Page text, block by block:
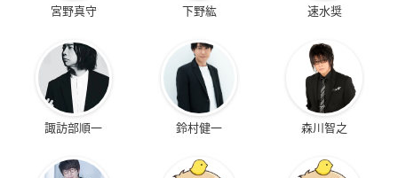
宮野真守 下野紘 速水奨
諏訪部順一 鈴村健一 森川智之